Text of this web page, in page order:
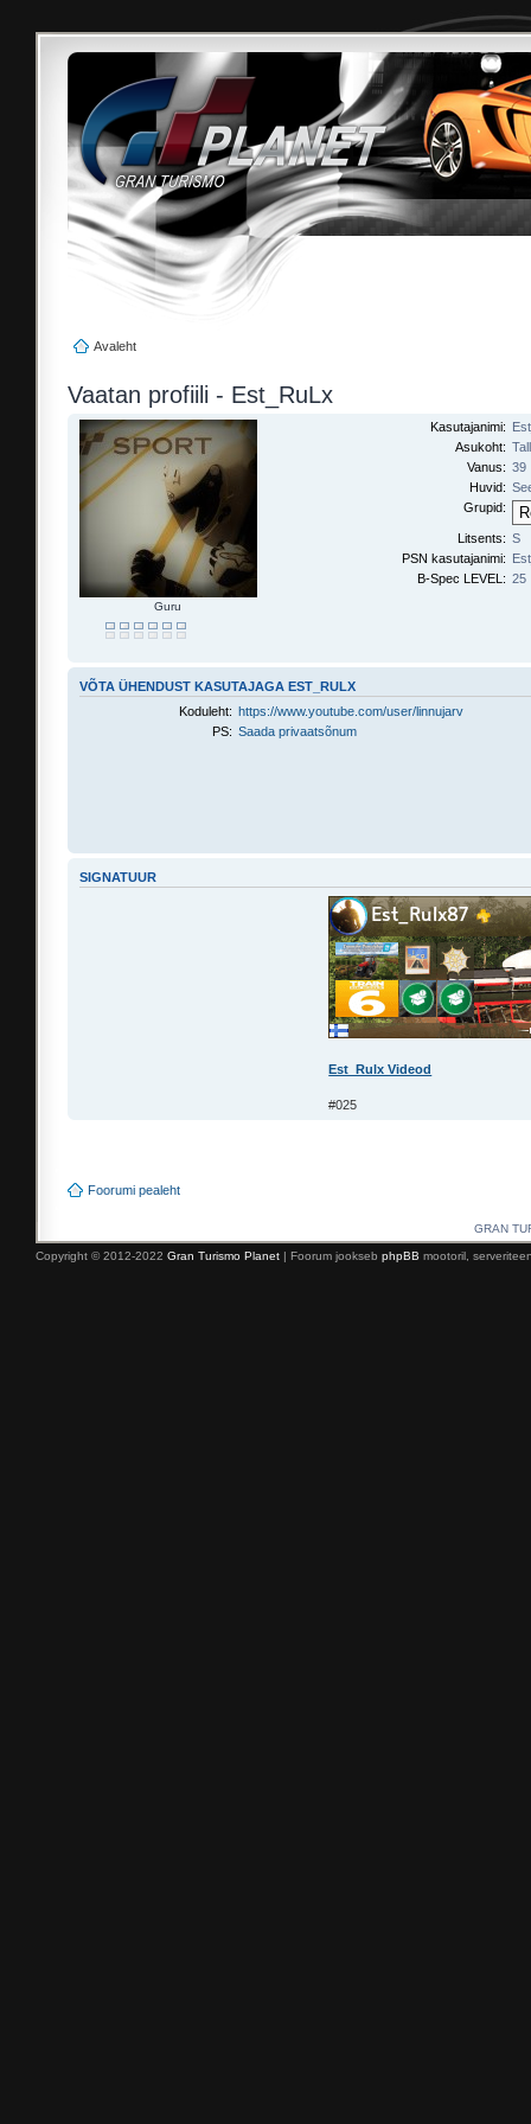
Avaleht
Vaatan profiili - Est_RuLx
Guru
Kasutajanimi:
Asukoht:
Vanus: 39
Huvid:
Grupid:
Litsents: S
PSN kasutajanimi:
B-Spec LEVEL: 25
VÕTA ÜHENDUST KASUTAJAGA EST_RULX
Koduleht: https://www.youtube.com/user/linnujarv
PS: Saada privaatsõnum
SIGNATUUR
Est_Rulx Videod
#025
Foorumi pealeht
GRAN
Copyright © 2012-2022 Gran Turismo Planet | Foorum jookseb phpBB mootoril,